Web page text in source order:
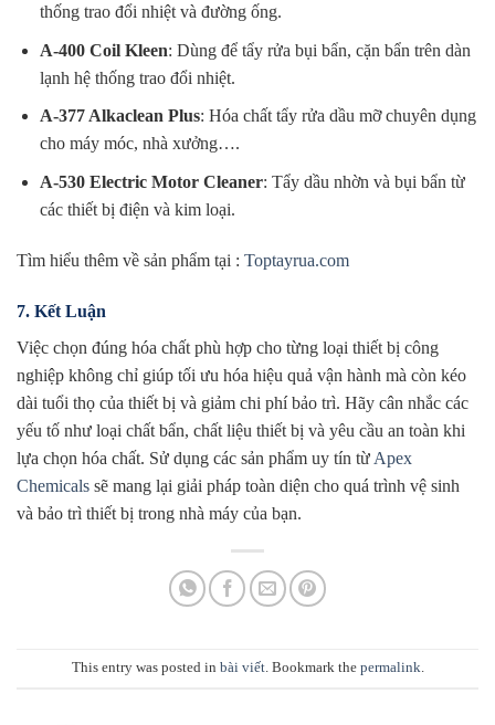
thống trao đổi nhiệt và đường ống.
A-400 Coil Kleen: Dùng để tẩy rửa bụi bẩn, cặn bẩn trên dàn
lạnh hệ thống trao đổi nhiệt.
A-377 Alkaclean Plus: Hóa chất tẩy rửa dầu mỡ chuyên dụng
cho máy móc, nhà xưởng….
A-530 Electric Motor Cleaner: Tẩy dầu nhờn và bụi bẩn từ
các thiết bị điện và kim loại.
Tìm hiểu thêm về sản phẩm tại : Toptayrua.com
7. Kết Luận
Việc chọn đúng hóa chất phù hợp cho từng loại thiết bị công
nghiệp không chỉ giúp tối ưu hóa hiệu quả vận hành mà còn kéo
dài tuổi thọ của thiết bị và giảm chi phí bảo trì. Hãy cân nhắc các
yếu tố như loại chất bẩn, chất liệu thiết bị và yêu cầu an toàn khi
lựa chọn hóa chất. Sử dụng các sản phẩm uy tín từ Apex
Chemicals sẽ mang lại giải pháp toàn diện cho quá trình vệ sinh
và bảo trì thiết bị trong nhà máy của bạn.
This entry was posted in bài viết. Bookmark the permalink.